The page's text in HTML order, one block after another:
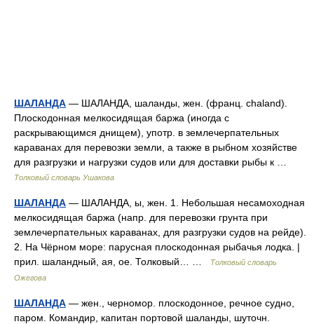
ШАЛАНДА — ШАЛАНДА, шаланды, жен. (франц. chaland).
Плоскодонная мелкосидящая баржа (иногда с
раскрывающимся днищем), употр. в землечерпательных
караванах для перевозки земли, а также в рыбном хозяйстве
для разгрузки и нагрузки судов или для доставки рыбы к …
Толковый словарь Ушакова
ШАЛАНДА — ШАЛАНДА, ы, жен. 1. Небольшая несамоходная
мелкосидящая баржа (напр. для перевозки грунта при
землечерпательных караванах, для разгрузки судов на рейде).
2. На Чёрном море: парусная плоскодонная рыбачья лодка. |
прил. шаландный, ая, ое. Толковый… …
Толковый словарь
Ожегова
ШАЛАНДА — жен., черномор. плоскодонное, речное судно,
паром. Командир, капитан портовой шаланды, шуточн.